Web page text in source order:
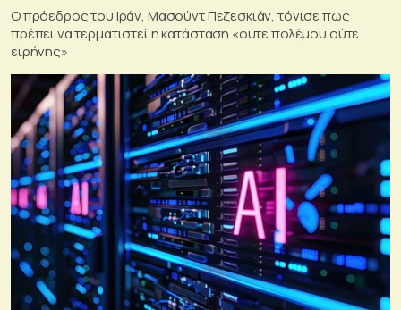
Ο πρόεδρος του Ιράν, Μασούντ Πεζεσκιάν, τόνισε πως
πρέπει να τερματιστεί η κατάσταση «ούτε πολέμου ούτε
ειρήνης»